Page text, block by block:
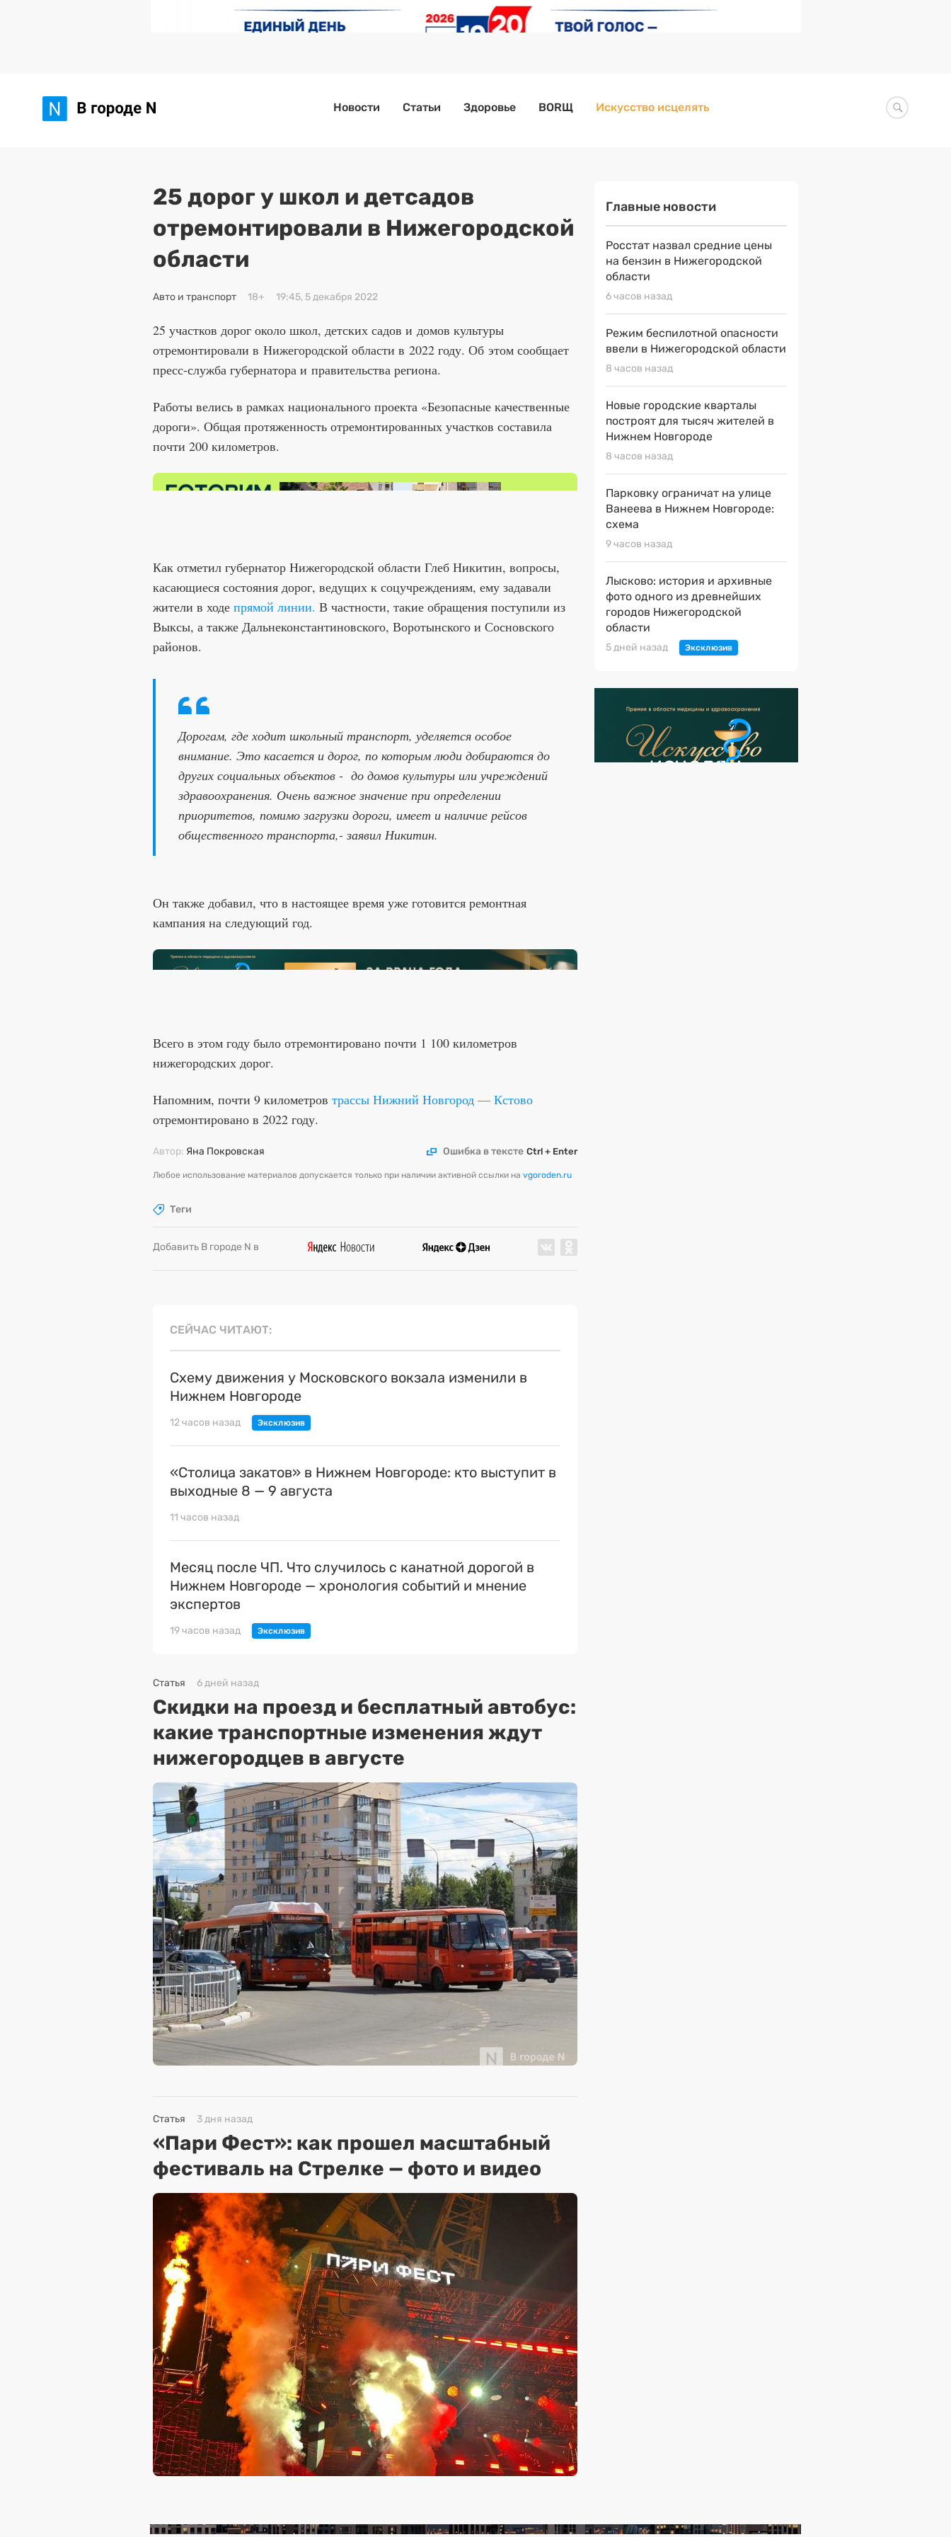
Новости Статьи Здоровье BORЩ Искусство исцелять
25 дорог у школ и детсадов
отремонтировали в Нижегородской
области
Авто и транспорт 18+ 19:45, 5 декабря 2022
25 участков дорог около школ, детских садов и домов культуры
отремонтировали в Нижегородской области в 2022 году. Об этом сообщает
пресс-служба губернатора и правительства региона.
Работы велись в рамках национального проекта «Безопасные качественные
дороги». Общая протяженность отремонтированных участков составила
почти 200 километров.
Как отметил губернатор Нижегородской области Глеб Никитин, вопросы,
касающиеся состояния дорог, ведущих к соцучреждениям, ему задавали
жители в ходе прямой линии. В частности, такие обращения поступили из
Выксы, а также Дальнеконстантиновского, Воротынского и Сосновского
районов.
Дорогам, где ходит школьный транспорт, уделяется особое
внимание. Это касается и дорог, по которым люди добираются до
других социальных объектов - до домов культуры или учреждений
здравоохранения. Очень важное значение при определении
приоритетов, помимо загрузки дороги, имеет и наличие рейсов
общественного транспорта,- заявил Никитин.
Он также добавил, что в настоящее время уже готовится ремонтная
кампания на следующий год.
Всего в этом году было отремонтировано почти 1 100 километров
нижегородских дорог.
Напомним, почти 9 километров трассы Нижний Новгород — Кстово
отремонтировано в 2022 году.
Автор: Яна Покровская Ошибка в тексте Ctrl + Enter
Любое использование материалов допускается только при наличии активной ссылки на vgoroden.ru
Теги
Добавить В городе N в
СЕЙЧАС ЧИТАЮТ
Схему движения у Московского вокзала изменили в
Нижнем Новгороде
12 часов назад
«Столица закатов» в Нижнем Новгороде: кто выступит в
выходные 8 — 9 августа
11 часов назад
Месяц после ЧП. Что случилось с канатной дорогой в
Нижнем Новгороде — хронология событий и мнение
экспертов
19 часов назад
Статья 6 дней назад
Скидки на проезд и бесплатный автобус:
какие транспортные изменения ждут
нижегородцев в августе
Статья 3 дня назад
«Пари Фест»: как прошел масштабный
фестиваль на Стрелке — фото и видео
Главные новости
Росстат назвал средние цены
на бензин в Нижегородской
области
6 часов назад
Режим беспилотной опасности
ввели в Нижегородской области
8 часов назад
Новые городские кварталы
построят для тысяч жителей в
Нижнем Новгороде
8 часов назад
Парковку ограничат на улице
Ванеева в Нижнем Новгороде:
схема
9 часов назад
Лысково: история и архивные
фото одного из древнейших
городов Нижегородской
области
5 дней назад